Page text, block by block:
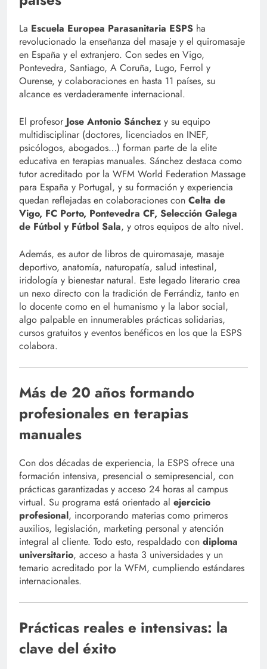
La Escuela Europea Parasanitaria ESPS ha
revolucionado la enseñanza del masaje y el quiromasaje
en España y el extranjero. Con sedes en Vigo,
Pontevedra, Santiago, A Coruña, Lugo, Ferrol y
Ourense, y colaboraciones en hasta 11 países, su
alcance es verdaderamente internacional.
El profesor Jose Antonio Sánchez y su equipo
multidisciplinar (doctores, licenciados en INEF,
psicólogos, abogados…) forman parte de la elite
educativa en terapias manuales. Sánchez destaca como
tutor acreditado por la WFM World Federation Massage
para España y Portugal, y su formación y experiencia
quedan reflejadas en colaboraciones con Celta de
Vigo, FC Porto, Pontevedra CF, Selección Galega
de Fútbol y Fútbol Sala, y otros equipos de alto nivel.
Además, es autor de libros de quiromasaje, masaje
deportivo, anatomía, naturopatía, salud intestinal,
iridología y bienestar natural. Este legado literario crea
un nexo directo con la tradición de Ferrándiz, tanto en
lo docente como en el humanismo y la labor social,
algo palpable en innumerables prácticas solidarias,
cursos gratuitos y eventos benéficos en los que la ESPS
colabora.
Más de 20 años formando
profesionales en terapias
manuales
Con dos décadas de experiencia, la ESPS ofrece una
formación intensiva, presencial o semipresencial, con
prácticas garantizadas y acceso 24 horas al campus
virtual. Su programa está orientado al ejercicio
profesional, incorporando materias como primeros
auxilios, legislación, marketing personal y atención
integral al cliente. Todo esto, respaldado con diploma
universitario, acceso a hasta 3 universidades y un
temario acreditado por la WFM, cumpliendo estándares
internacionales.
Prácticas reales e intensivas: la
clave del éxito